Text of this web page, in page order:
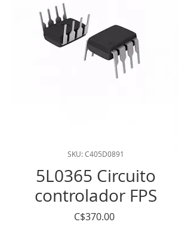
SKU: C405D0891
5L0365 Circuito
controlador FPS
C$370.00Precio